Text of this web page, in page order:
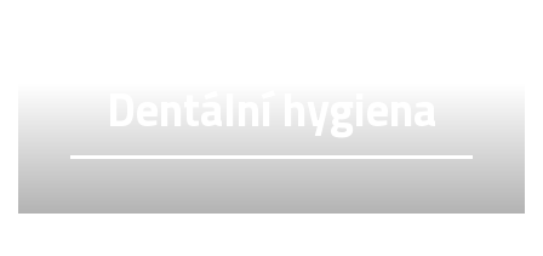
Dentální hygiena